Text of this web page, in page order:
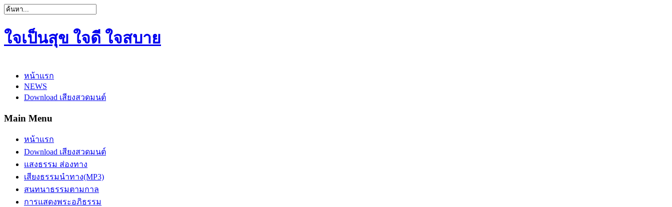
ใจเป็นสุข ใจดี ใจสบาย
หน้าแรก
NEWS
Download เสียงสวดมนต์
Main Menu
หน้าแรก
Download เสียงสวดมนต์
แสงธรรม ส่องทาง
เสียงธรรมนำทาง(MP3)
สนทนาธรรมตามกาล
การแสดงพระอภิธรรม